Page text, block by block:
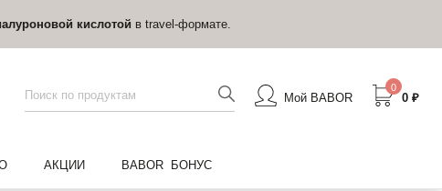
кислотой в travel-формате.
Мой BABOR
0
0 ₽
АКЦИИ BABOR БОНУС